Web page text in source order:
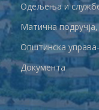
Одељења и
Матична
Општинска
Документа